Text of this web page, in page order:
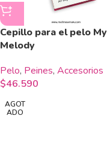
Cepillo para el pelo My
Melody
Pelo, Peines, Accesorios
$46.590
AGOT
ADO